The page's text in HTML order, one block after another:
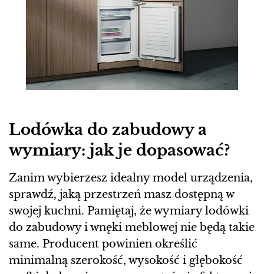
Lodówka do zabudowy a
wymiary: jak je dopasować?
Zanim wybierzesz idealny model urządzenia,
sprawdź, jaką przestrzeń masz dostępną w
swojej kuchni. Pamiętaj, że wymiary lodówki
do zabudowy i wnęki meblowej nie będą takie
same. Producent powinien określić
minimalną szerokość, wysokość i głębokość